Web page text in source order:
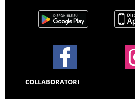
COLLABORATORI